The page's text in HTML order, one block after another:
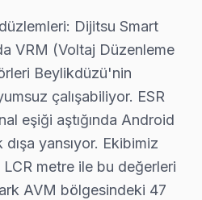
ve soğutma verimliliği
yoğunluğu kontrolü —
SMD komponent incelemesi
durumu değerlendirmesi —
kapsamı ve bakım raporu
bakım, Dijitsu
Dijitsu Smart
VRM (Voltaj Düzenleme
Beylikdüzü'nin
çalışabiliyor. ESR
eşiği aştığında Android
yansıyor. Ekibimiz
metre ile bu değerleri
AVM bölgesindeki 47